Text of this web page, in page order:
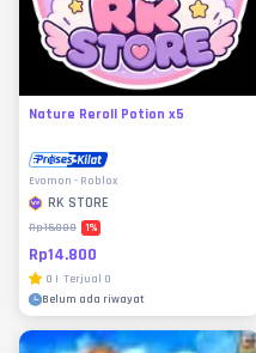
Nature Reroll Potion x5
Evomon - Roblox
RK STORE
Rp15.000 1%
Rp14.800
0 | Terjual 0
Belum ada riwayat